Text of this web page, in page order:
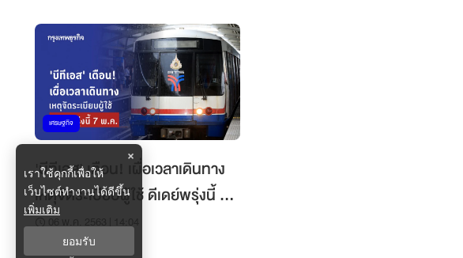
เศรษฐกิจ
'บีทีเอส' เตือน! เผื่อเวลาเดินทาง
เหตุจัดระเบียบผู้ใช้ ดีเดย์พรุ่งนี้ 7
พ.ค.06 พ.ค. 2563 | 14:04
×
เราใช้คุกกี้เพื่อให้
เว็บไซต์ทำงานได้ดีขึ้น
เพิ่มเติม
ยอมรับ